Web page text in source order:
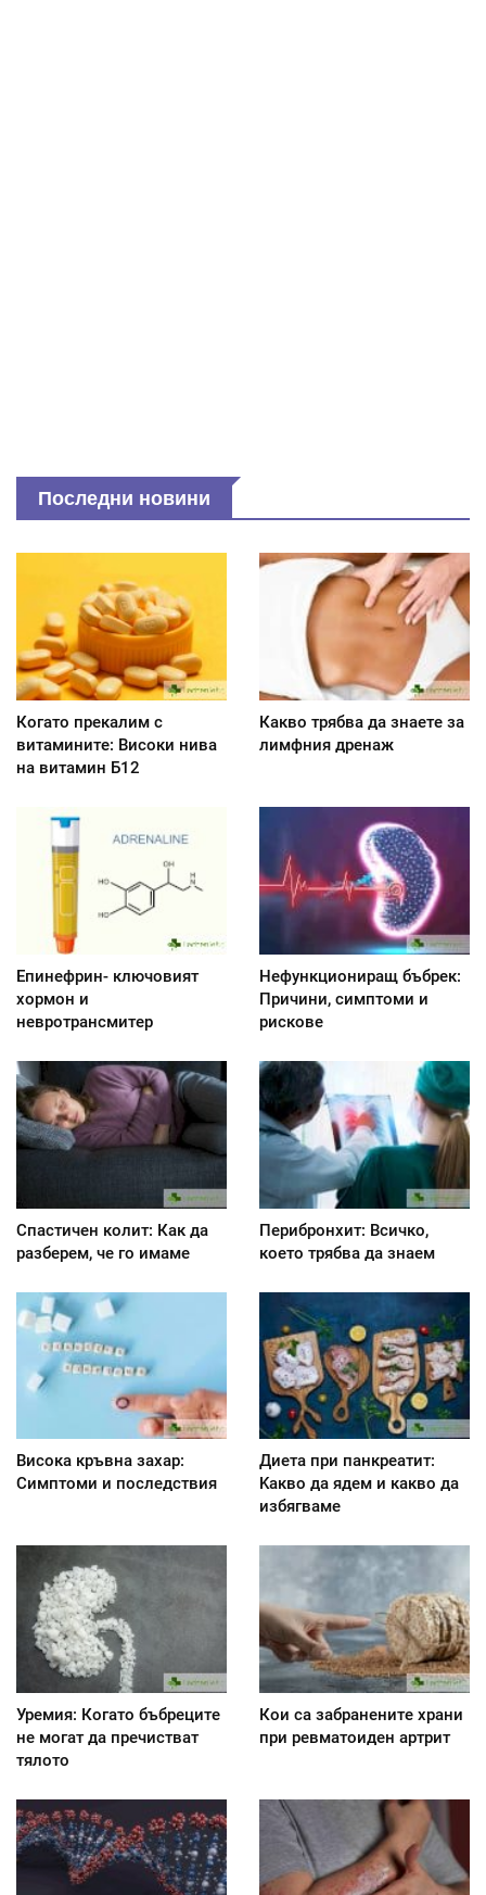
Последни новини
Когато прекалим с
витамините: Високи нива
на витамин Б12
Какво трябва да знаете за
лимфния дренаж
Епинефрин- ключовият
хормон и
невротрансмитер
Нефункциониращ бъбрек:
Причини, симптоми и
рискове
Спастичен колит: Как да
разберем, че го имаме
Перибронхит: Всичко,
което трябва да знаем
Висока кръвна захар:
Симптоми и последствия
Диета при панкреатит:
Kакво да ядем и какво да
избягваме
Уремия: Когато бъбреците
не могат да пречистват
тялото
Кои са забранените храни
при ревматоиден артрит